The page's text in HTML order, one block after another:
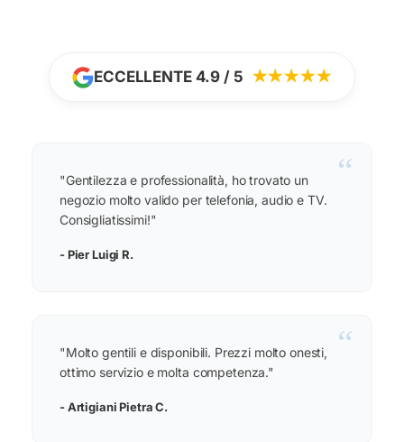
ECCELLENTE 4.9 / 5 ★★★★★
“
"Gentilezza e professionalità, ho trovato un
negozio molto valido per telefonia, audio e TV.
Consigliatissimi!"
- Pier Luigi R.
“
"Molto gentili e disponibili. Prezzi molto onesti,
ottimo servizio e molta competenza."
- Artigiani Pietra C.